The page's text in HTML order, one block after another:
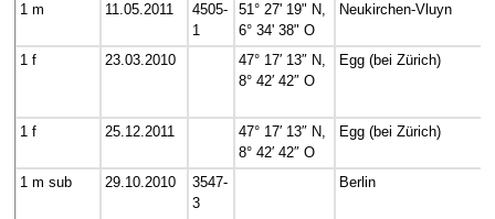
1 m 11.05.2011
4505-
1
51° 27' 19" N,
6° 34' 38" O
Neukirchen-Vluyn
1 f 23.03.2010
47° 17′ 13″ N,
8° 42′ 42″ O
Egg (bei Zürich)
1 f 25.12.2011
47° 17′ 13″ N,
8° 42′ 42″ O
Egg (bei Zürich)
1 m sub 29.10.2010
3547-
3
Berlin